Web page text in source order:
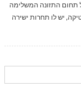
תחום התזונה המשלימה
יש לו תחרות ישירה